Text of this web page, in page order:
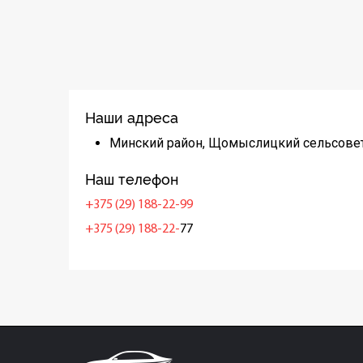
Наши адреса
Минский район, Щомыслицкий
Наш телефон
+375 (29) 188-22-99
+375 (29) 188-22-77